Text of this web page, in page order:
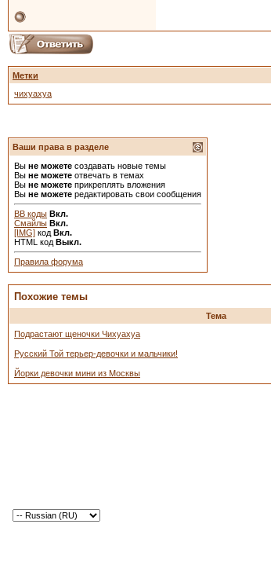
Метки
чихуахуа
Ваши права в разделе
Вы не можете создавать новые темы
Вы не можете отвечать в темах
Вы не можете прикреплять вложения
Вы не можете редактировать свои сообщения
BB коды Вкл.
Смайлы Вкл.
[IMG] код Вкл.
HTML код Выкл.
Правила форума
Похожие темы
Тема
Подрастают щеночки Чихуахуа
Русский Той терьер-девочки и мальчики!
Йорки девочки мини из Москвы